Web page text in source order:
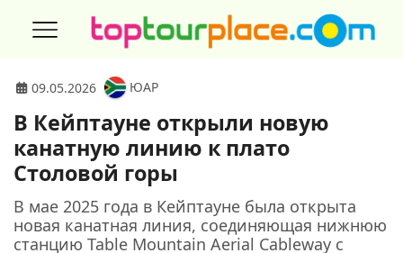
09.05.2026 ЮАР
В Кейптауне открыли новую
канатную линию к плато
Столовой горы
В мае 2025 года в Кейптауне была открыта
новая канатная линия, соединяющая нижнюю
станцию Table Mountain Aerial Cableway с